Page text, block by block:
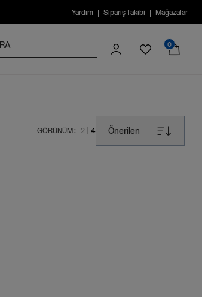
Yardım Sipariş Takibi Mağazalar
0
GÖRÜNÜM : 2 4 Önerilen